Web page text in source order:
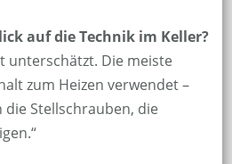
auf die Technik im Keller?
unterschätzt. Die meiste
zum Heizen verwendet –
Stellschrauben, die